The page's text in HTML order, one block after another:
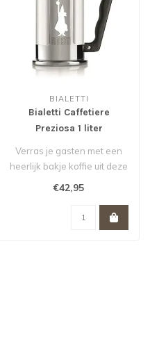
BIALETTI
Bialetti Caffetiere
Preziosa 1 liter
Verras je gasten met een
heerlijk bakje koffie uit deze
€42,95